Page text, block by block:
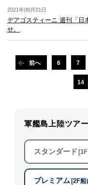
2021年09月21日
デアゴスティーニ 週刊「日
せ。
前へ 6 7
14
軍艦島上陸ツアー
スタンダード
プレミアム [2F